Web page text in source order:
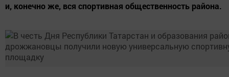
и, конечно же, вся спортивная общественность района.